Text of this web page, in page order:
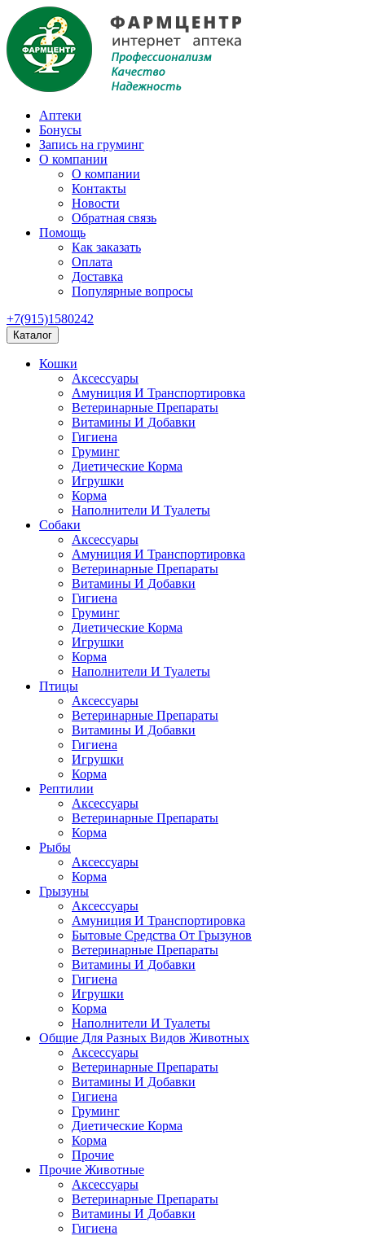
Аптеки
Бонусы
Запись на груминг
О компании
О компании
Контакты
Новости
Обратная связь
Помощь
Как заказать
Оплата
Доставка
Популярные вопросы
+7(915)1580242
Каталог
Кошки
Аксессуары
Амуниция И Транспортировка
Ветеринарные Препараты
Витамины И Добавки
Гигиена
Груминг
Диетические Корма
Игрушки
Корма
Наполнители И Туалеты
Собаки
Аксессуары
Амуниция И Транспортировка
Ветеринарные Препараты
Витамины И Добавки
Гигиена
Груминг
Диетические Корма
Игрушки
Корма
Наполнители И Туалеты
Птицы
Аксессуары
Ветеринарные Препараты
Витамины И Добавки
Гигиена
Игрушки
Корма
Рептилии
Аксессуары
Ветеринарные Препараты
Корма
Рыбы
Аксессуары
Корма
Грызуны
Аксессуары
Амуниция И Транспортировка
Бытовые Средства От Грызунов
Ветеринарные Препараты
Витамины И Добавки
Гигиена
Игрушки
Корма
Наполнители И Туалеты
Общие Для Разных Видов Животных
Аксессуары
Ветеринарные Препараты
Витамины И Добавки
Гигиена
Груминг
Диетические Корма
Корма
Прочие
Прочие Животные
Аксессуары
Ветеринарные Препараты
Витамины И Добавки
Гигиена